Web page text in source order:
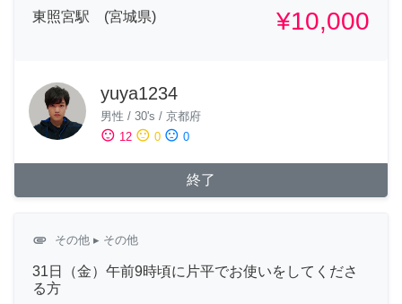
東照宮駅 (宮城県)
¥10,000
yuya1234
男性 / 30's / 京都府
sentiment_satisfied 12 sentiment_neutral 0 sentiment_dissatisfied 0
終了
attachment その他 ▸ その他
31日（金）午前9時頃に片平でお使いをしてくださ
る方